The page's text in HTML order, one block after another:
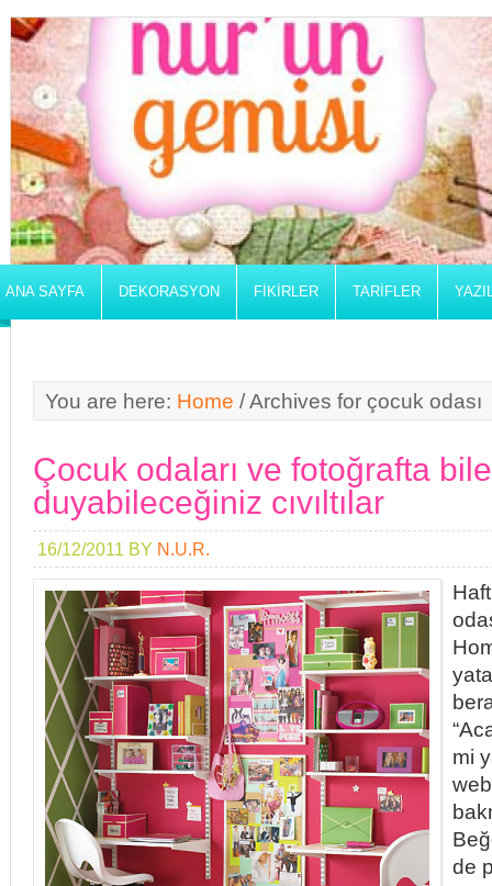
ANA SAYFA DEKORASYON FIKIRLER TARIFLER
You are here: Home /Archives for çocuk odası
Çocuk odaları ve fotoğrafta bile
duyabileceğiniz cıvıltılar
16/12/2011 BY N.U.R.
mi
de